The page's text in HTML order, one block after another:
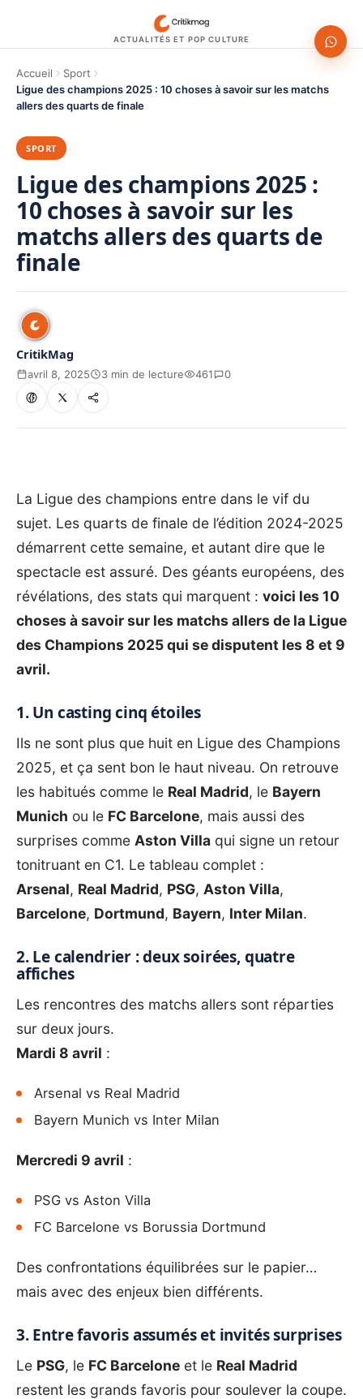
ACTUALITÉS ET POP CULTURE
Accueil
Sport
Ligue des champions 2025 : 10 choses à savoir sur les matchs
allers des quarts de finale
SPORT
Ligue des champions 2025 :
10 choses à savoir sur les
matchs allers des quarts de
finale
CritikMag
avril 8, 2025 3 min de lecture 461 0
La Ligue des champions entre dans le vif du
sujet. Les quarts de finale de l’édition 2024-2025
démarrent cette semaine, et autant dire que le
spectacle est assuré. Des géants européens, des
révélations, des stats qui marquent : voici les 10
choses à savoir sur les matchs allers de la Ligue
des Champions 2025 qui se disputent les 8 et 9
avril.
1. Un casting cinq étoiles
Ils ne sont plus que huit en Ligue des Champions
2025, et ça sent bon le haut niveau. On retrouve
les habitués comme le Real Madrid, le Bayern
Munich ou le FC Barcelone, mais aussi des
surprises comme Aston Villa qui signe un retour
tonitruant en C1. Le tableau complet :
Arsenal, Real Madrid, PSG, Aston Villa,
Barcelone, Dortmund, Bayern, Inter Milan.
2. Le calendrier : deux soirées, quatre
affiches
Les rencontres des matchs allers sont réparties
sur deux jours.
Mardi 8 avril :
Arsenal vs Real Madrid
Bayern Munich vs Inter Milan
Mercredi 9 avril :
PSG vs Aston Villa
FC Barcelone vs Borussia Dortmund
Des confrontations équilibrées sur le papier…
mais avec des enjeux bien différents.
3. Entre favoris assumés et invités surprises
Le PSG, le FC Barcelone et le Real Madrid
restent les grands favoris pour soulever la coupe.